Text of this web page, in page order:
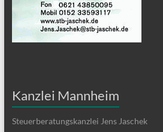
Kanzlei Mannheim
Steuerberatungskanzlei Jens Jaschek